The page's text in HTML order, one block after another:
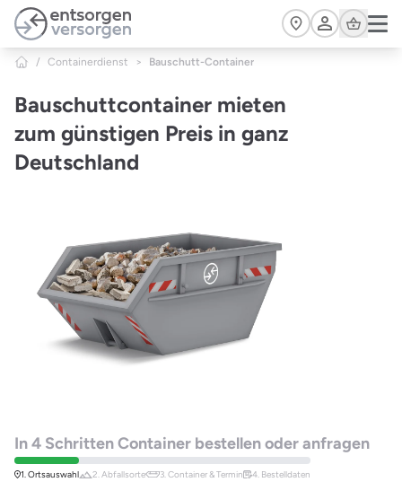
Zum Hauptinhalt springen
Cart
/ Containerdienst > Bauschutt-Container
Bauschuttcontainer mieten
zum günstigen Preis in ganz
Deutschland
In 4 Schritten Container bestellen oder anfragen
1. Ortsauswahl 2. Abfallsorte 3. Container & Termin 4. Bestelldaten